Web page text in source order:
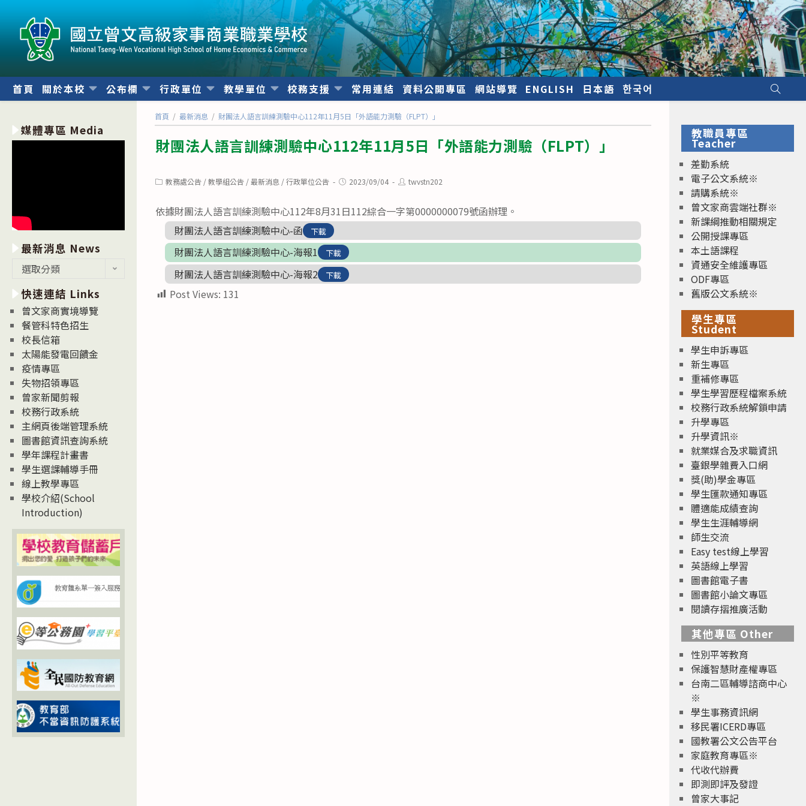
內
首頁 關於本校 公布欄 行政單位 教學單位 校務支援 常用連結 資料公開專區 網站導覽 ENGLISH 日本語 한국어
首頁 / 最新消息 / 財團法人語言訓練測驗中心112年11月5日「外語能力測驗（FLPT）」
財團法人語言訓練測驗中心112年11月5日「外語能力測驗（FLPT）」
Post教務處公告 / 教學組公告 / 最新消息 / 行政單位公告
Post2023/09/04
Posttwvstn202
依據財團法人語言訓練測驗中心112年8月31日112綜合一字第0000000079號函辦理。
財團法人語言訓練測驗中心-函
下載
財團法人語言訓練測驗中心-海報1 下載
財團法人語言訓練測驗中心-海報2 下載
Post Views: 131
媒體專區 Media
最新消息 News
消
息
News
選取分類
快速連結 Links
曾文家商實境導覽
餐管科特色招生
校長信箱
太陽能發電回饋金
疫情專區
失物招領專區
曾家新聞剪報
校務行政系統
主網頁後端管理系統
圖書館資訊查詢系統
學年課程計畫書
學生選課輔導手冊
線上教學專區
學校介紹(School
Introduction)
教職員專區
Teacher
差勤系統
電子公文系統※
請購系統※
曾文家商雲端社群※
新課綱推動相關規定
公開授課專區
本土語課程
資通安全維護專區
ODF專區
舊版公文系統※
學生專區
Student
學生申訴專區
新生專區
重補修專區
學生學習歷程檔案系統
校務行政系統解鎖申請
升學專區
升學資訊※
就業媒合及求職資訊
臺銀學雜費入口網
獎(助)學金專區
學生匯款通知專區
體適能成績查詢
學生生涯輔導網
師生交流
Easy test線上學習
英語線上學習
圖書館電子書
圖書館小論文專區
閱讀存摺推廣活動
其他專區 Other
性別平等教育
保護智慧財產權專區
台南二區輔導諮商中心
※
學生事務資訊網
移民署ICERD專區
國教署公文公告平台
家庭教育專區※
代收代辦費
即測即評及發證
曾家大事記